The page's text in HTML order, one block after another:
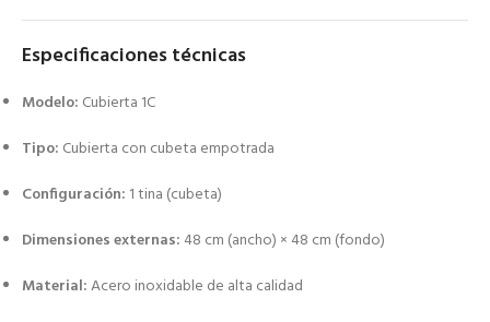
Especificaciones técnicas
Modelo: Cubierta 1C
Tipo: Cubierta con cubeta empotrada
Configuración: 1 tina (cubeta)
Dimensiones externas: 48 cm (ancho) × 48 cm (fondo)
Material:Acero inoxidable de alta calidad